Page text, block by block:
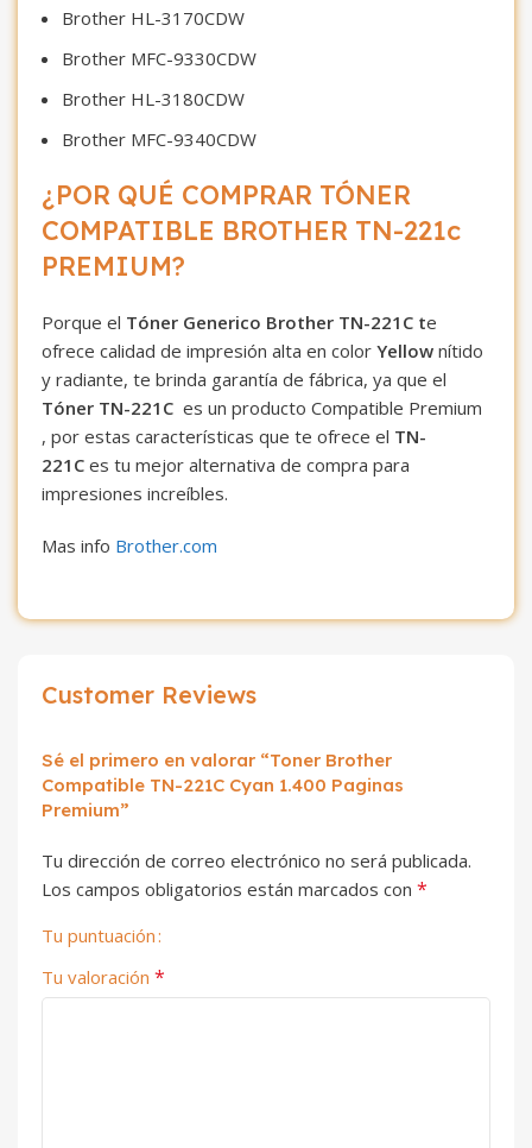
Brother HL-3170CDW
Brother MFC-9330CDW
Brother HL-3180CDW
Brother MFC-9340CDW
¿POR QUÉ COMPRAR TÓNER
COMPATIBLE BROTHER TN-221c
PREMIUM?
Porque el Tóner Generico Brother TN-221C te
ofrece calidad de impresión alta en color Yellow nítido
y radiante, te brinda garantía de fábrica, ya que el
Tóner TN-221C es un producto Compatible Premium
, por estas características que te ofrece el TN-
221C es tu mejor alternativa de compra para
impresiones increíbles.
Mas info Brother.com
Customer Reviews
Sé el primero en valorar “Toner Brother
Compatible TN-221C Cyan 1.400 Paginas
Premium”
Tu dirección de correo electrónico no será publicada.
Los campos obligatorios están marcados con *
Tu puntuación
Tu valoración *